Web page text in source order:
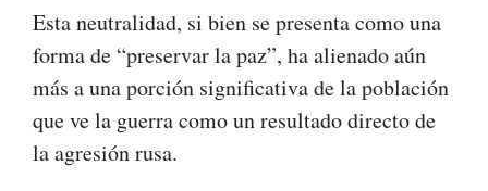
Esta neutralidad, si bien se presenta como una
forma de “preservar la paz”, ha alienado aún
más a una porción significativa de la población
que ve la guerra como un resultado directo de
la agresión rusa.